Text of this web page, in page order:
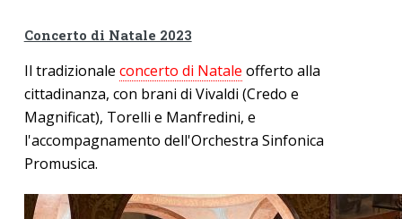
Concerto di Natale 2023
Il tradizionale concerto di Natale offerto alla
cittadinanza, con brani di Vivaldi (Credo e
Magnificat), Torelli e Manfredini, e
l'accompagnamento dell'Orchestra Sinfonica
Promusica.